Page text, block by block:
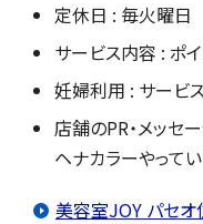
定休日 : 毎火曜日
サービス内容 : ポ
妊婦利用 : サービ
店舗のPR・メッセ
ヘナカラーやってい
美容室JOY パセ